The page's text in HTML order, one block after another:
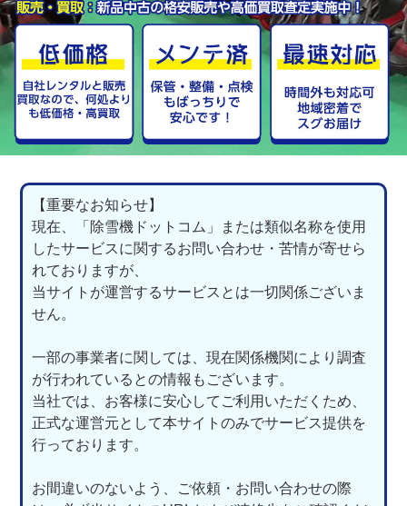
【重要なお知らせ】
現在、「除雪機ドットコム」または類似名称を使用
したサービスに関するお問い合わせ・苦情が寄せら
れておりますが、
当サイトが運営するサービスとは一切関係ございま
せん。
一部の事業者に関しては、現在関係機関により調査
が行われているとの情報もございます。
当社では、お客様に安心してご利用いただくため、
正式な運営元として本サイトのみでサービス提供を
行っております。
お間違いのないよう、ご依頼・お問い合わせの際